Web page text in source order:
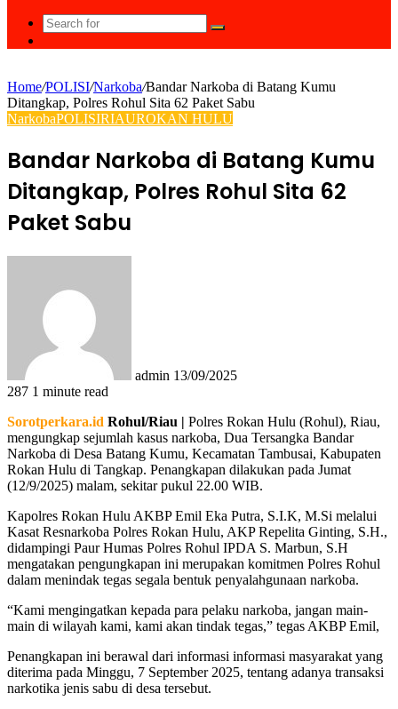
Search
for
Home/POLISI/Narkoba/Bandar Narkoba di Batang Kumu
Ditangkap, Polres Rohul Sita 62 Paket Sabu
NarkobaPOLISIRIAUROKAN HULU
Bandar Narkoba di Batang Kumu
Ditangkap, Polres Rohul Sita 62
Paket Sabu
admin 13/09/2025
287 1 minute read
Sorotperkara.id Rohul/Riau | Polres Rokan Hulu (Rohul), Riau,
mengungkap sejumlah kasus narkoba, Dua Tersangka Bandar
Narkoba di Desa Batang Kumu, Kecamatan Tambusai, Kabupaten
Rokan Hulu di Tangkap. Penangkapan dilakukan pada Jumat
(12/9/2025) malam, sekitar pukul 22.00 WIB.
Kapolres Rokan Hulu AKBP Emil Eka Putra, S.I.K, M.Si melalui
Kasat Resnarkoba Polres Rokan Hulu, AKP Repelita Ginting, S.H.,
didampingi Paur Humas Polres Rohul IPDA S. Marbun, S.H
mengatakan pengungkapan ini merupakan komitmen Polres Rohul
dalam menindak tegas segala bentuk penyalahgunaan narkoba.
“Kami mengingatkan kepada para pelaku narkoba, jangan main-
main di wilayah kami, kami akan tindak tegas,” tegas AKBP Emil,
Penangkapan ini berawal dari informasi informasi masyarakat yang
diterima pada Minggu, 7 September 2025, tentang adanya transaksi
narkotika jenis sabu di desa tersebut.